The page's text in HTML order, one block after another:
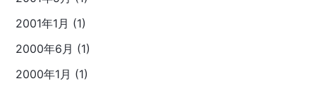
2001年1月 (1)
2000年6月 (1)
2000年1月 (1)